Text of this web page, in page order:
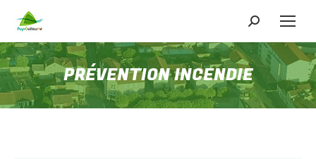
Recherche
:
PRÉVENTION INCENDIE